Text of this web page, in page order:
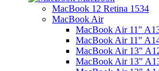
MacBook 12 Retina 1534
MacBook Air
MacBook Air 11"
MacBook Air 11"
MacBook Air 13"
MacBook Air 13"